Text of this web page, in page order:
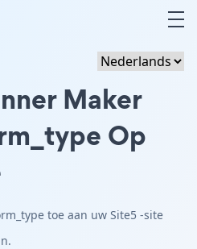
Maker
Op
toe aan uw Site5 -site